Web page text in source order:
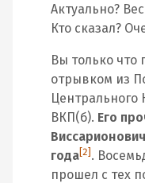
Актуально?
Кто сказал?
Вы только что
отрывком из
Центрального
ВКП(б). Его
года[2] .
прошел с тех